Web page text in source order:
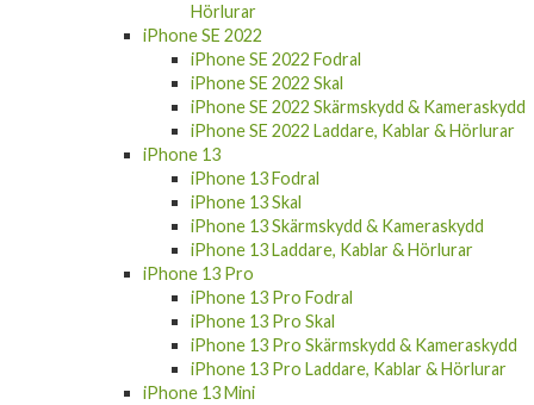
Hörlurar
iPhone SE 2022
iPhone SE 2022 Fodral
iPhone SE 2022 Skal
iPhone SE 2022 Skärmskydd & Kameraskydd
iPhone SE 2022 Laddare, Kablar & Hörlurar
iPhone 13
iPhone 13 Fodral
iPhone 13 Skal
iPhone 13 Skärmskydd & Kameraskydd
iPhone 13 Laddare, Kablar & Hörlurar
iPhone 13 Pro
iPhone 13 Pro Fodral
iPhone 13 Pro Skal
iPhone 13 Pro Skärmskydd & Kameraskydd
iPhone 13 Pro Laddare, Kablar & Hörlurar
iPhone 13 Mini